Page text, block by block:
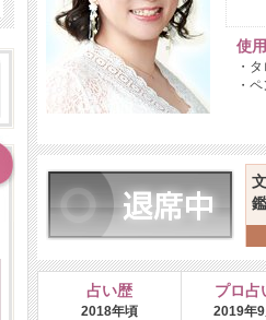
使
・
・
占い歴
2018年頃
プロ占
2019年